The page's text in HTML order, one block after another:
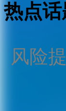
热点话
风险